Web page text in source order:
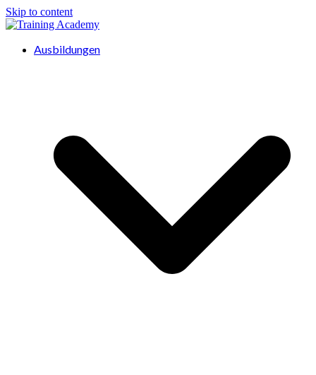
Skip to content
Ausbildungen